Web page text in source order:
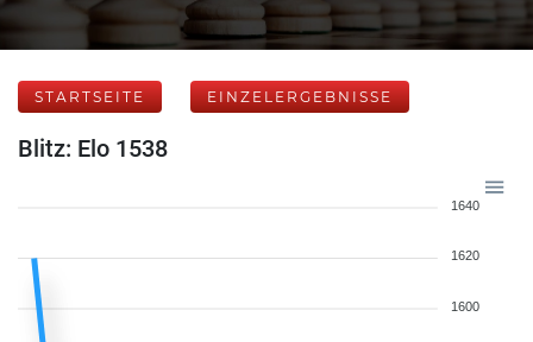
STARTSEITE EINZELERGEBNISSE
Blitz: Elo 1538
1640
1620
1600